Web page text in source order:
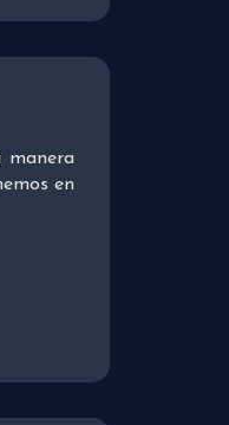
manera
en